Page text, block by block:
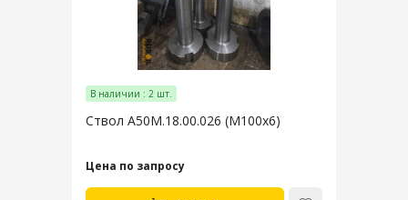
В наличии : 2 шт.
Ствол А50М.18.00.026 (М100х6)
Цена по запросу